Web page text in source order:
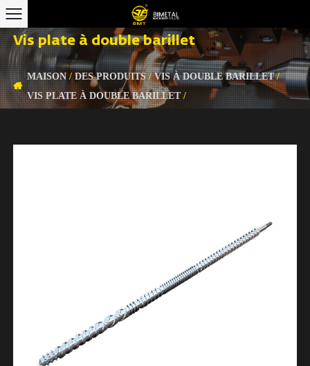
Vis plate à double barillet
MAISON /DES PRODUITS/VIS À DOUBLE BARILLET/
VIS PLATE À DOUBLE BARILLET/